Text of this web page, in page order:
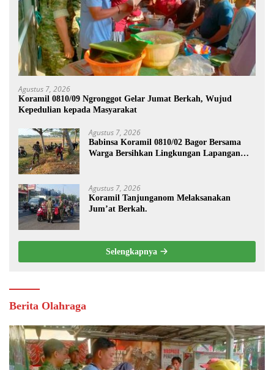
Agustus 7, 2026
Koramil 0810/09 Ngronggot Gelar Jumat Berkah, Wujud
Kepedulian kepada Masyarakat
Agustus 7, 2026
Babinsa Koramil 0810/02 Bagor Bersama
Warga Bersihkan Lingkungan Lapangan
Agustus 7, 2026
Koramil Tanjunganom Melaksanakan
Jum’at Berkah.
Selengkapnya
Berita Olahraga